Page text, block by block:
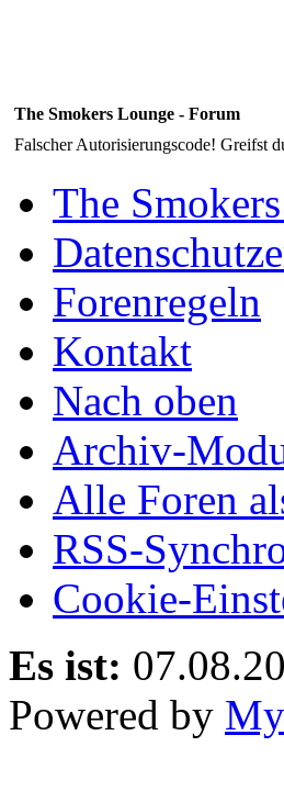
The Smokers Lounge - Forum
Falscher Autorisierungscode! Greifst
The
Forenregeln
Kontakt
Nach oben
Archiv-
Alle Foren
RSS-
Cookie-
Es ist:
Powered by